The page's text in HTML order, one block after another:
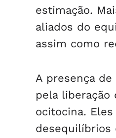
estimação.
aliados do
assim como
A presença
pela liberação
ocitocina.
desequilíbrios